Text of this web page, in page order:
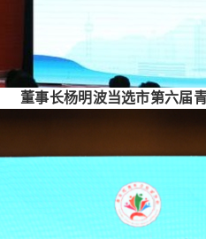
董事长杨明波当选市第六届